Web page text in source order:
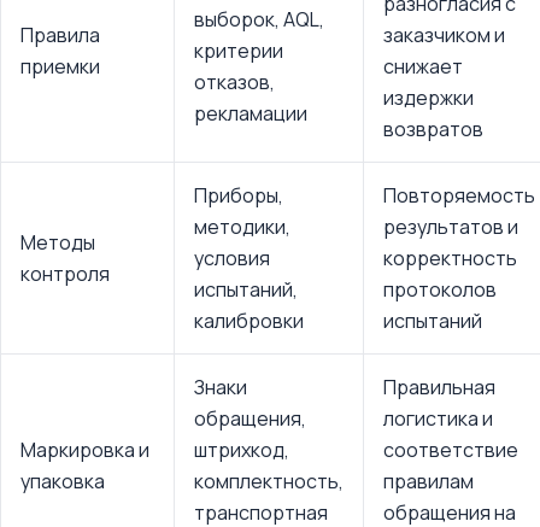
Правила
приемки
выборок, AQL,
критерии
отказов,
рекламации
заказчиком и
снижает
издержки
возвратов
Методы
контроля
Приборы,
методики,
условия
испытаний,
калибровки
Повторяемость
результатов и
корректность
протоколов
испытаний
Маркировка и
упаковка
Знаки
обращения,
штрихкод,
комплектность,
транспортная
Правильная
логистика и
соответствие
правилам
обращения на